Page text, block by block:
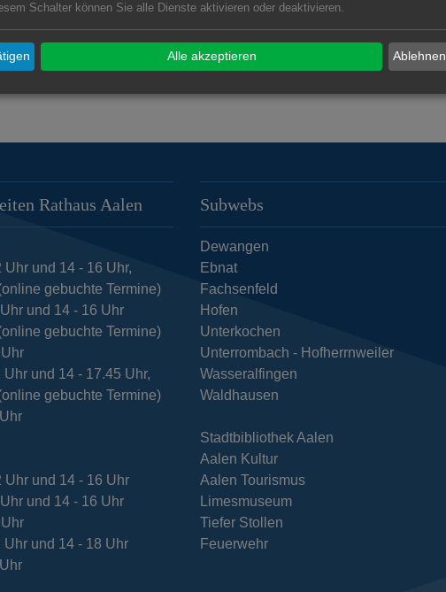
Rathaus Aalen
Uhr und 14 - 16 Uhr,
gebuchte Termine)
und 14 - 16 Uhr
gebuchte Termine)
Uhr und 14 - 17.45 Uhr,
gebuchte Termine)
Uhr und 14 - 16 Uhr
und 14 - 16 Uhr
Uhr und 14 - 18 Uhr
Subwebs
Dewangen
Ebnat
Fachsenfeld
Hofen
Unterkochen
Unterrombach - Hofherrnweiler
Wasseralfingen
Waldhausen
Stadtbibliothek Aalen
Aalen Kultur
Aalen Tourismus
Limesmuseum
Tiefer Stollen
Feuerwehr
Schalter können Sie alle Dienste aktivieren oder deaktivieren.
Ablehnen
Alle akzeptieren